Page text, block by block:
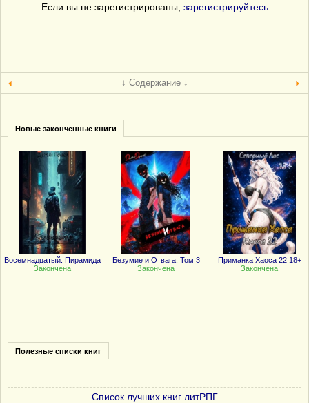
Если вы не зарегистрированы, зарегистрируйтесь
↓ Содержание ↓
Новые законченные книги
Восемнадцатый. Пирамида
Закончена
Безумие и Отвага. Том 3
Закончена
Приманка Хаоса 22 18+
Закончена
Полезные списки книг
Список лучших книг литРПГ